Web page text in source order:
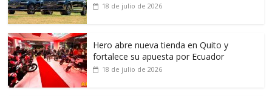
18 de julio de 2026
Hero abre nueva tienda en Quito y
fortalece su apuesta por Ecuador
18 de julio de 2026